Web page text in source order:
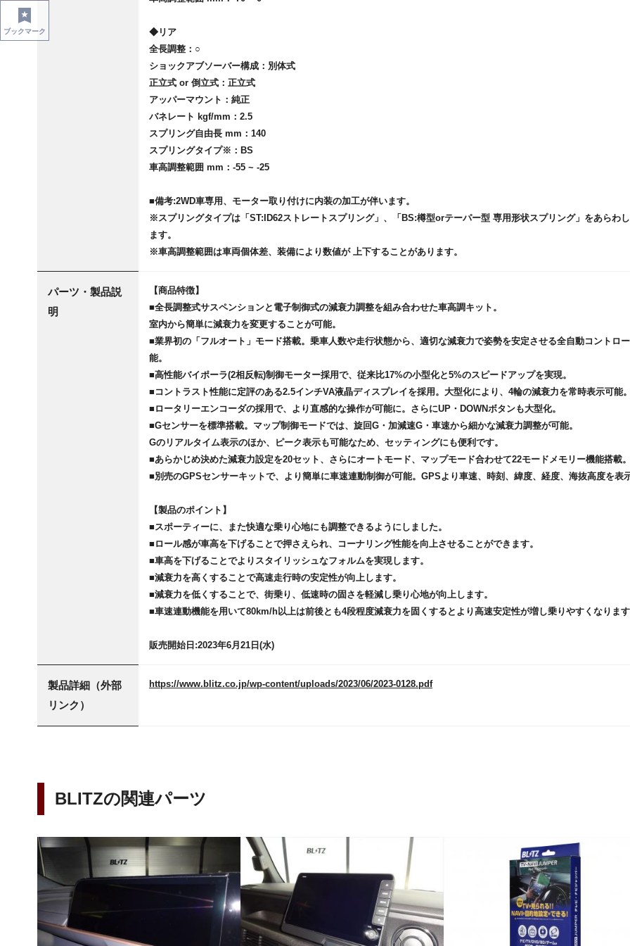
◆リア
全長調整：○
ショックアブソーバー構成：別体式
正立式 or 倒立式：正立式
アッパーマウント：純正
バネレート kgf/mm：2.5
スプリング自由長 mm：140
スプリングタイプ※：BS
車高調整範囲 mm：-55 ~ -25
■備考:2WD車専用、モーター取り付けに内装の加工が伴います。
※スプリングタイプは「ST:ID62ストレートスプリング」、「BS:樽型orテーパー型 専用形状スプリング」をあらわ
ます。
※車高調整範囲は車両個体差、装備により数値が 上下することがあります。
パーツ・製品説
明
【商品特徴】
■全長調整式サスペンションと電子制御式の減衰力調整を組み合わせた車高調キット。
室内から簡単に減衰力を変更することが可能。
■業界初の「フルオート」モード搭載。乗車人数や走行状態から、適切な減衰力で姿勢を安定させる全自動コントロ
能。
■高性能バイポーラ(2相反転)制御モーター採用で、従来比17%の小型化と5%のスピードアップを実現。
■コントラスト性能に定評のある2.5インチVA液晶ディスプレイを採用。大型化により、4輪の減衰力を常時表示可能
■ロータリーエンコーダの採用で、より直感的な操作が可能に。さらにUP・DOWNボタンも大型化。
■Gセンサーを標準搭載。マップ制御モードでは、旋回G・加減速G・車速から細かな減衰力調整が可能。
Gのリアルタイム表示のほか、ピーク表示も可能なため、セッティングにも便利です。
■あらかじめ決めた減衰力設定を20セット、さらにオートモード、マップモード合わせて22モードメモリー機能搭載
■別売のGPSセンサーキットで、より簡単に車速連動制御が可能。GPSより車速、時刻、緯度、経度、海抜高度を表
【製品のポイント】
■スポーティーに、また快適な乗り心地にも調整できるようにしました。
■ロール感が車高を下げることで押さえられ、コーナリング性能を向上させることができます。
■車高を下げることでよりスタイリッシュなフォルムを実現します。
■減衰力を高くすることで高速走行時の安定性が向上します。
■減衰力を低くすることで、街乗り、低速時の固さを軽減し乗り心地が向上します。
■車速連動機能を用いて80km/h以上は前後とも4段程度減衰力を固くするとより高速安定性が増し乗りやすくなりま
販売開始日:2023年6月21日(水)
製品詳細（外部
リンク）
https://www.blitz.co.jp/wp-content/uploads/2023/06/2023-0128.pdf
BLITZの関連パーツ
ブックマーク